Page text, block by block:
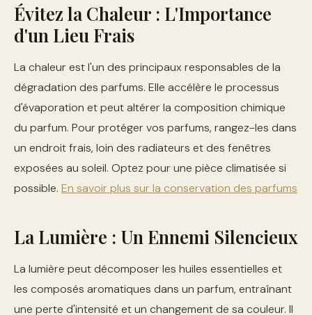
Évitez la Chaleur : L'Importance
d'un Lieu Frais
La chaleur est l'un des principaux responsables de la
dégradation des parfums. Elle accélère le processus
d'évaporation et peut altérer la composition chimique
du parfum. Pour protéger vos parfums, rangez-les dans
un endroit frais, loin des radiateurs et des fenêtres
exposées au soleil. Optez pour une pièce climatisée si
possible. En savoir plus sur la conservation des parfums
La Lumière : Un Ennemi Silencieux
La lumière peut décomposer les huiles essentielles et
les composés aromatiques dans un parfum, entraînant
une perte d'intensité et un changement de sa couleur. Il